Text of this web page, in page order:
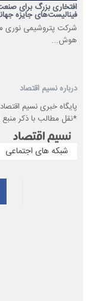
افتخاری بزرگ برای
فینالیست‌های جایزه
شرکت پتروشیمی نوری
هوش...
درباره نسیم اقتصاد
پایگاه خبری نسیم
*نقل مطالب با ذکر
شبکه های اجتماعی